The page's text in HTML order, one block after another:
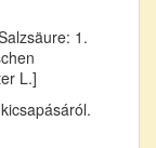
1.
L.]